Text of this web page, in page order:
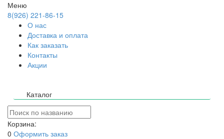
Меню
8(926) 221-86-15
О нас
Доставка и оплата
Как заказать
Контакты
Акции
Каталог
Корзина:
0 Оформить заказ